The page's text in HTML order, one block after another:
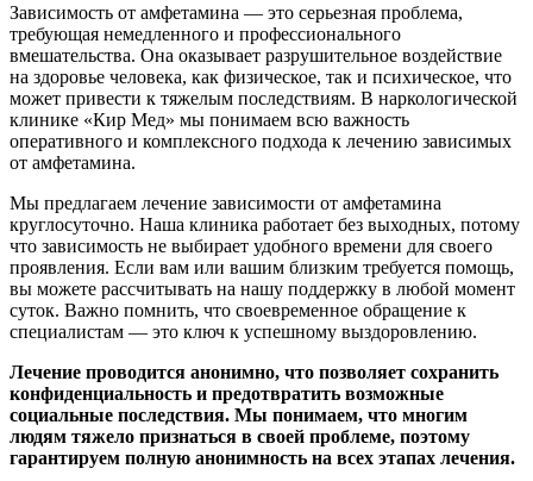
Зависимость от амфетамина — это серьезная проблема,
требующая немедленного и профессионального
вмешательства. Она оказывает разрушительное воздействие
на здоровье человека, как физическое, так и психическое, что
может привести к тяжелым последствиям. В наркологической
клинике «Кир Мед» мы понимаем всю важность
оперативного и комплексного подхода к лечению зависимых
от амфетамина.
Мы предлагаем лечение зависимости от амфетамина
круглосуточно. Наша клиника работает без выходных, потому
что зависимость не выбирает удобного времени для своего
проявления. Если вам или вашим близким требуется помощь,
вы можете рассчитывать на нашу поддержку в любой момент
суток. Важно помнить, что своевременное обращение к
специалистам — это ключ к успешному выздоровлению.
Лечение проводится анонимно, что позволяет сохранить
конфиденциальность и предотвратить возможные
социальные последствия. Мы понимаем, что многим
людям тяжело признаться в своей проблеме, поэтому
гарантируем полную анонимность на всех этапах лечения.